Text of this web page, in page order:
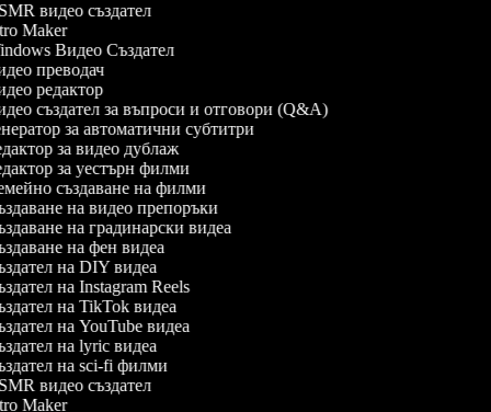
видео създател
Maker
Видео Създател
преводач
редактор
създател за въпроси и отговори (Q&A)
за автоматични субтитри
за видео дублаж
за уестърн филми
създаване на филми
на видео препоръки
на градинарски видеа
на фен видеа
на DIY видеа
на Instagram Reels
на TikTok видеа
на YouTube видеа
на lyric видеа
на sci-fi филми
видео създател
Maker